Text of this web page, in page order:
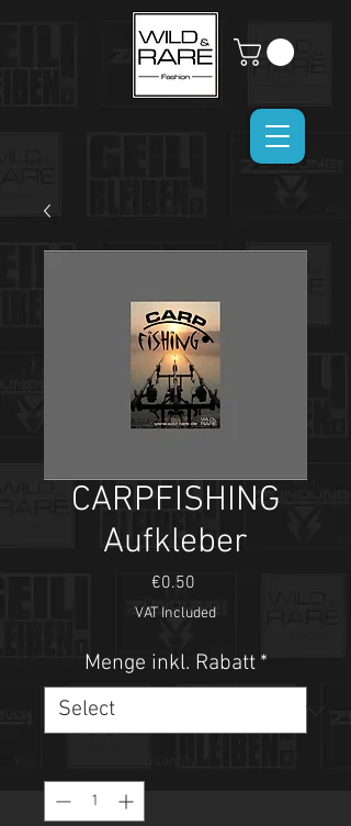
CARPFISHING
Aufkleber
€0.50Price
VAT Included
Menge inkl. Rabatt *